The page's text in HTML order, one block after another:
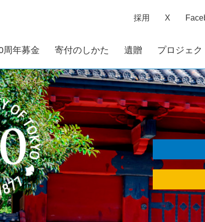
採用 X
周年募金 寄付のしかた 遺贈 プロジェク